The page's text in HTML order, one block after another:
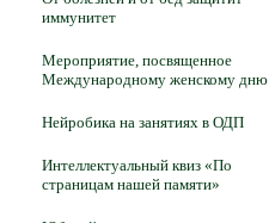
иммунитет
Мероприятие, посвященное
Международному женскому дню
Нейробика на занятиях в ОДП
Интеллектуальный квиз «По
страницам нашей памяти»